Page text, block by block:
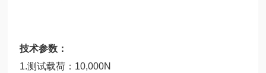
技术参数：
1.测试载荷：10,000N